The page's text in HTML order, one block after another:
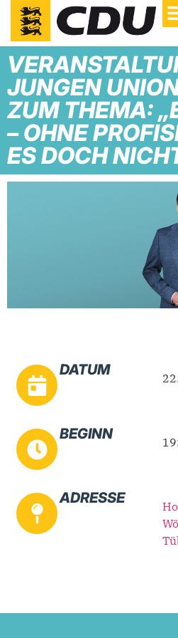
JUNGEN
ZUM THEMA:
– OHNE
ES DOCH
DATUM
BEGINN
ADRESSE